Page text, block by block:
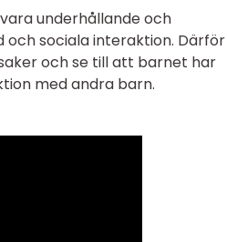
underhållande och
sociala interaktion. Därför
och se till att barnet har
med andra barn.